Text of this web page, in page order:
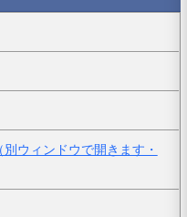
ウィンドウで開きます・